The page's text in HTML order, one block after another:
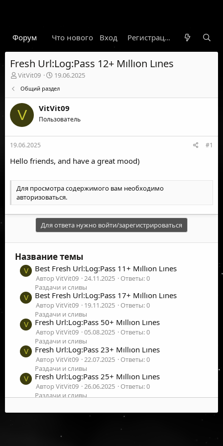
Форум Что нового Гарант Новости
Вход Регистрация
Fresh Url:Log:Pass 12+ Mıllıon Lınes
А
о
р
т
е
м
ы
VitVit09
Д
т
н
а
а
19.06.2025
Общий раздел
V VitVit09
Пользователь
19.06.2025 #1
Hello friends, and have a great mood)
Для просмотра содержимого вам необходимо
авторизоваться.
Для ответа нужно войти/зарегистрироваться
Название темы
V Best Fresh Url:Log:Pass 11+ Mıllıon Lınes
Автор VitVit09 24.11.2025
Ответы: 0
Раздачи и сливы
V Best Fresh Url:Log:Pass 17+ Mıllıon Lınes
Автор VitVit09 19.11.2025
Ответы: 0
Раздачи и сливы
V Fresh Url:Log:Pass 50+ Mıllıon Lınes
Автор VitVit09 05.08.2025
Ответы: 0
Раздачи и сливы
V Fresh Url:Log:Pass 23+ Mıllıon Lınes
Автор VitVit09 22.07.2025
Ответы: 0
Раздачи и сливы
V Fresh Url:Log:Pass 25+ Mıllıon Lınes
Автор VitVit09 26.06.2025
Ответы: 0
Раздачи и сливы
Автор VitVit09 16.06.2025
Ответы: 0
Fresh Url:Log:Pass 29++ Mıllıon Lınes